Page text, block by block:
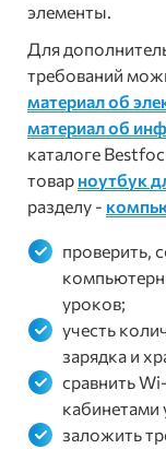
элементы.
Для
требований
материал об
материал об
каталоге
товар ноутбук
разделу -
проверить,
уроков;
учесть
зарядка и
сравнить
кабинетами
заложить